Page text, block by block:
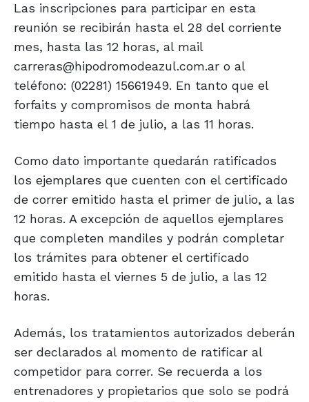
Las inscripciones para participar en esta
reunión se recibirán hasta el 28 del corriente
mes, hasta las 12 horas, al mail
carreras@hipodromodeazul.com.ar o al
teléfono: (02281) 15661949. En tanto que el
forfaits y compromisos de monta habrá
tiempo hasta el 1 de julio, a las 11 horas.
Como dato importante quedarán ratificados
los ejemplares que cuenten con el certificado
de correr emitido hasta el primer de julio, a las
12 horas. A excepción de aquellos ejemplares
que completen mandiles y podrán completar
los trámites para obtener el certificado
emitido hasta el viernes 5 de julio, a las 12
horas.
Además, los tratamientos autorizados deberán
ser declarados al momento de ratificar al
competidor para correr. Se recuerda a los
entrenadores y propietarios que solo se podrá